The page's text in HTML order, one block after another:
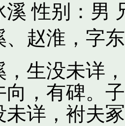
溪 性别：男
、 赵淮，字
，生没未详
向，有碑。
未详，袝夫